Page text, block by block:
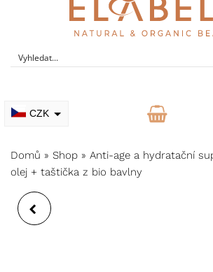
ELABELA Beauty Kvalitní
CZK
Domů » Shop » Anti-age a hydratační
olej + taštička z bio bavlny